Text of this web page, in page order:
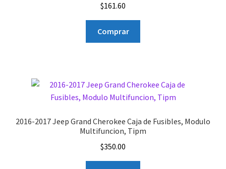
$161.60
Comprar
2016-2017 Jeep Grand Cherokee Caja de Fusibles, Modulo
Multifuncion, Tipm
$350.00